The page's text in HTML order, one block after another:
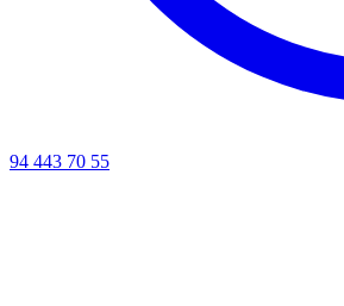
94 443 70 55